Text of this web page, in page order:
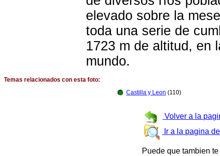
elevado sobre la
toda una serie de
1723 m de altitud, en
mundo.
Temas relacionados con esta foto:
Castilla y Leon (110)
Volver a la
Ir a la pagina
Puede que tambien